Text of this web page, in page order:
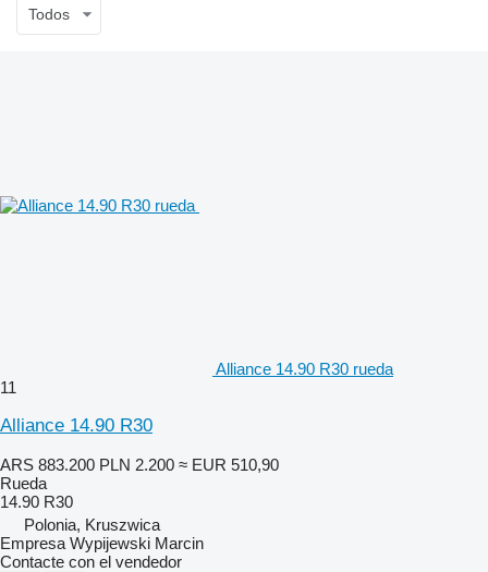
Todos
Alliance 14.90 R30 rueda
11
Alliance 14.90 R30
ARS 883.200 PLN 2.200 ≈ EUR 510,90
Rueda
14.90 R30
Polonia, Kruszwica
Empresa Wypijewski Marcin
Contacte con el vendedor